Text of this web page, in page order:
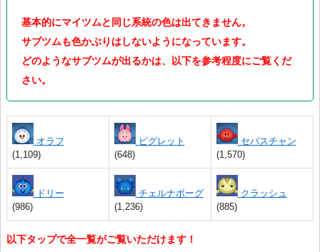
基本的にマイツムと同じ系統の色は出てきません。
サブツムも色かぶりはしないようになっています。
どのようなサブツムが出るかは、以下を参考程度にご覧くだ
さい。
オラフ
(1,109)
ピグレット
(648)
セバスチャン
(1,570)
ドリー
(986)
チェルナボーグ
(1,236)
クラッシュ
(885)
以下タップで全一覧がご覧いただけます！